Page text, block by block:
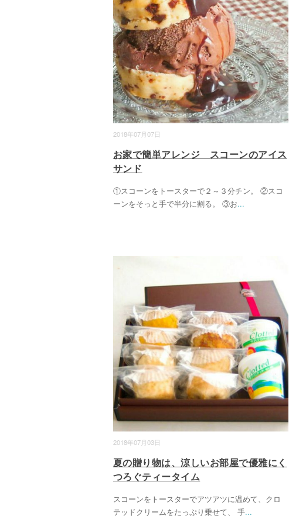
2018年07月07日
お家で簡単アレンジ スコーンのアイス
サンド
①スコーンをトースターで２～３分チン。 ②スコ
ーンをそっと手で半分に割る。 ③お...
2018年07月03日
夏の贈り物は、涼しいお部屋で優雅にく
つろぐティータイム
スコーンをトースターでアツアツに温めて、クロ
テッドクリームをたっぷり乗せて、 手...